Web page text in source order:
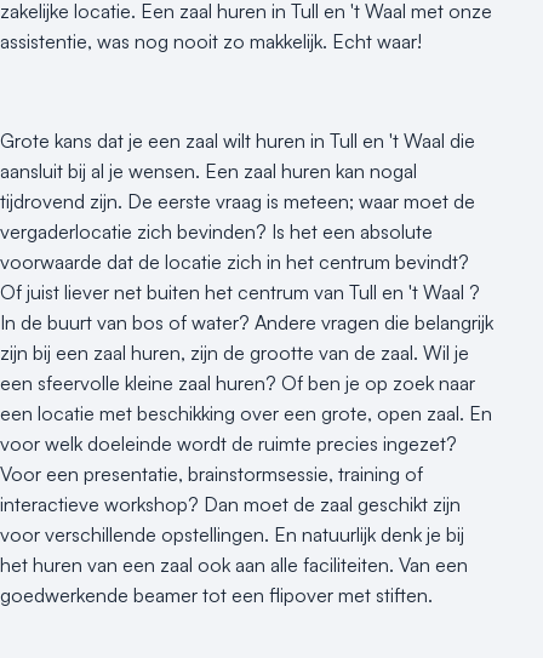
zakelijke locatie. Een zaal huren in Tull en 't Waal met onze
assistentie, was nog nooit zo makkelijk. Echt waar!
Grote kans dat je een zaal wilt huren in Tull en 't Waal die
aansluit bij al je wensen. Een zaal huren kan nogal
tijdrovend zijn. De eerste vraag is meteen; waar moet de
vergaderlocatie zich bevinden? Is het een absolute
voorwaarde dat de locatie zich in het centrum bevindt?
Of juist liever net buiten het centrum van Tull en 't Waal ?
In de buurt van bos of water? Andere vragen die belangrijk
zijn bij een zaal huren, zijn de grootte van de zaal. Wil je
een sfeervolle kleine zaal huren? Of ben je op zoek naar
een locatie met beschikking over een grote, open zaal. En
voor welk doeleinde wordt de ruimte precies ingezet?
Voor een presentatie, brainstormsessie, training of
interactieve workshop? Dan moet de zaal geschikt zijn
voor verschillende opstellingen. En natuurlijk denk je bij
het huren van een zaal ook aan alle faciliteiten. Van een
goedwerkende beamer tot een flipover met stiften.